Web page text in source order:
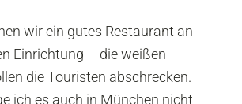
wir ein gutes Restaurant an
Einrichtung – die weißen
die Touristen abschrecken.
ich es auch in München nicht